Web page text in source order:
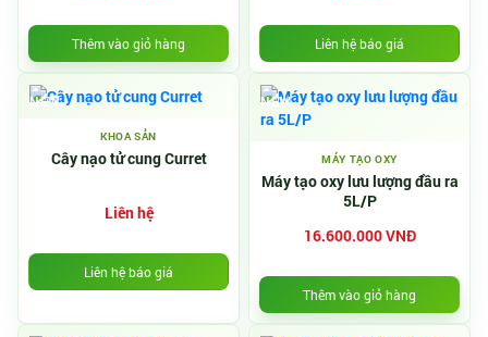
Thêm vào giỏ hàng Liên hệ báo giá
NEW
KHOA SẢN
Cây nạo tử cung Curret
Liên hệ
Liên hệ báo giá
NEW
MÁY TẠO OXY
Máy tạo oxy lưu lượng đầu ra
5L/P
16.600.000 VNĐ
Thêm vào giỏ hàng